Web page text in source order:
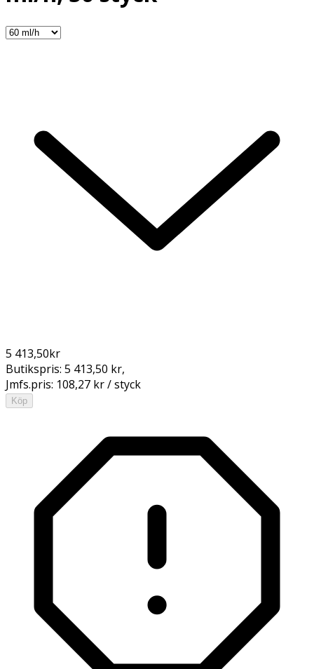
5 413,50kr
Butikspris: 5 413,50 kr,
Jmfs.pris: 108,27 kr / styck
Köp